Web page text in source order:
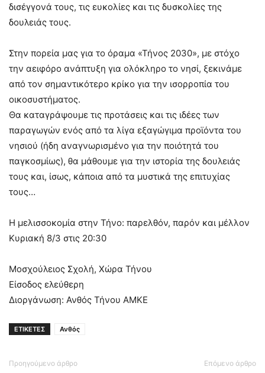
δισέγγονά τους, τις ευκολίες και τις δυσκολίες της
δουλειάς τους.
Στην πορεία μας για το όραμα «Τήνος 2030», με στόχο
την αειφόρο ανάπτυξη για ολόκληρο το νησί, ξεκινάμε
από τον σημαντικότερο κρίκο για την ισορροπία του
οικοσυστήματος.
Θα καταγράψουμε τις προτάσεις και τις ιδέες των
παραγωγών ενός από τα λίγα εξαγώγιμα προϊόντα του
νησιού (ήδη αναγνωρισμένο για την ποιότητά του
παγκοσμίως), θα μάθουμε για την ιστορία της δουλειάς
τους και, ίσως, κάποια από τα μυστικά της επιτυχίας
τους…
Η μελισσοκομία στην Τήνο: παρελθόν, παρόν και μέλλον
Κυριακή 8/3 στις 20:30
Μοσχούλειος Σχολή, Χώρα Τήνου
Είσοδος ελεύθερη
Διοργάνωση: Ανθός Τήνου ΑΜΚΕ
ΕΤΙΚΕΤΕΣ Ανθός
Προηγούμενο άρθρο Επόμενο άρθρο